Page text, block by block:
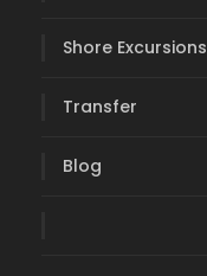
Shore Excursions
Transfer
Blog